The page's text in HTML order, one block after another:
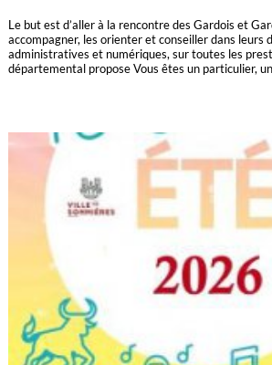
Le but est d’aller à la rencontre des Gardois et
accompagner, les orienter et conseiller dans leurs
administratives et numériques, sur toutes les
départemental propose Vous êtes un particulier,